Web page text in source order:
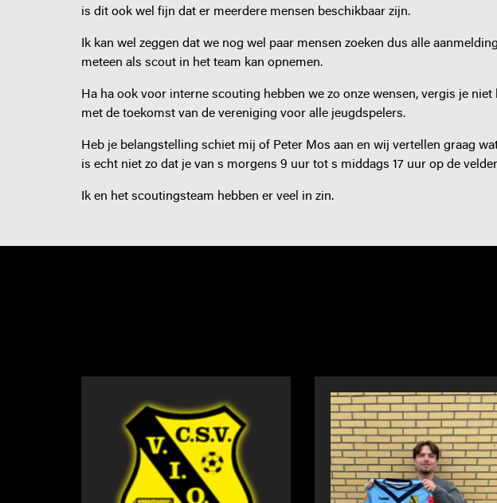
is dit ook wel fijn dat er meerdere mensen beschikbaar zijn.
Ik kan wel zeggen dat we nog wel paar mensen zoeken dus alle
meteen als scout in het team kan opnemen.
Ha ha ook voor interne scouting hebben we zo onze wensen, vergis je
met de toekomst van de vereniging voor alle jeugdspelers.
Heb je belangstelling schiet mij of Peter Mos aan en wij vertellen graag
is echt niet zo dat je van s morgens 9 uur tot s middags 17 uur op de
Ik en het scoutingsteam hebben er veel in zin.